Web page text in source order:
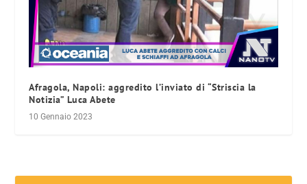
Afragola, Napoli: aggredito l’inviato di “Striscia la
Notizia” Luca Abete
10 Gennaio 2023